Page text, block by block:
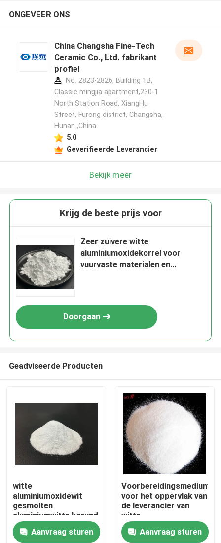
Producten
Over ons
ONGEVEER ONS
China Changsha Fine-Tech
Ceramic Co., Ltd. fabrikant
profiel
No. 2823-2826, Building 1B,
Classic mingjia apartment,230-1
North Station Road, XiangHu
Street, Furong district, Changsha,
Hunan ,China
5.0
Geverifieerde Leverancier
Bekijk meer
Krijg de beste prijs voor
Zeer zuivere witte
aluminiumoxidekorrel voor
vuurvaste materialen en
Doorgaan
Geadviseerde Producten
witte
aluminiumoxidewit
gesmolten
aluminiumwitte korund
abrasifwitte
aluminiumoxide korrel
Aanvraag sturen
Voorbereidingsmedium
voor het oppervlak van
de leverancier van
witte
aluminiumoxidegrit
Aanvraag sturen